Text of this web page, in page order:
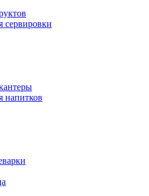
сервировки
напитков